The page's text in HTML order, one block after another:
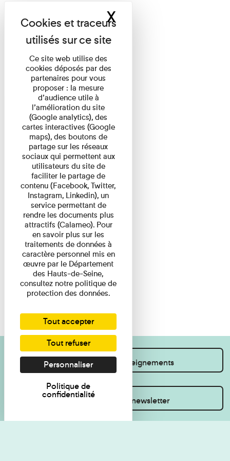
Je souhaite des renseignements
Inscrivez-vous à la newsletter
Ce site web utilise des
cookies déposés par des
partenaires pour vous
proposer : la mesure
d’audience utile à
l’amélioration du site
(Google analytics), des
cartes interactives (Google
maps), des boutons de
partage sur les réseaux
sociaux qui permettent aux
utilisateurs du site de
faciliter le partage de
contenu (Facebook, Twitter,
Instagram, Linkedin), un
service permettant de
rendre les documents plus
attractifs (Calameo). Pour
en savoir plus sur les
traitements de données à
caractère personnel mis en
œuvre par le Département
des Hauts-de-Seine,
consultez notre politique de
protection des données.
Tout accepter
Tout refuser
Personnaliser
Politique de
confidentialité
XMasquer le